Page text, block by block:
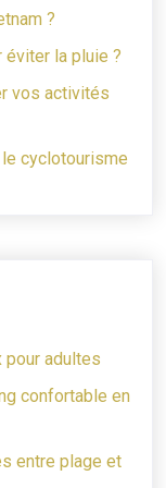
?
éviter la pluie ?
vos activités
cyclotourisme
pour adultes
confortable en
entre plage et